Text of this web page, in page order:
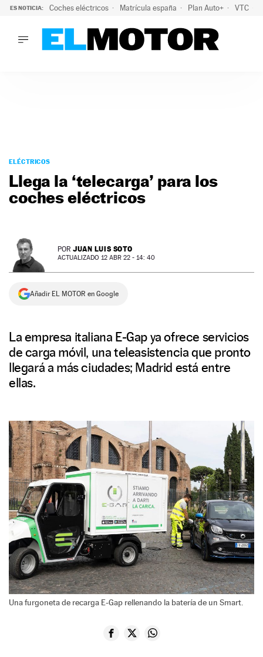
ES NOTICIA: Coches eléctricos Matrícula españa Plan Auto+ VTC
PODCAST
TECNOLOGÍA
PREMIOS
SERVICIOS
ELÉCTRICOS
Llega la ‘telecarga’ para los
coches eléctricos
POR JUAN LUIS SOTO
ACTUALIZADO 12 ABR 22 - 14: 40
Añadir EL MOTOR en Google
La empresa italiana E-Gap ya ofrece servicios
de carga móvil, una teleasistencia que pronto
llegará a más ciudades; Madrid está entre
ellas.
Una furgoneta de recarga E-Gap rellenando la batería de un Smart.